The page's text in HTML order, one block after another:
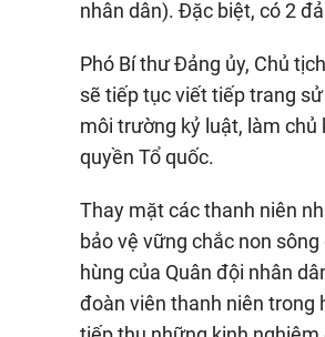
nhân dân). Đặc biệt, có 2
Phó Bí thư Đảng ủy, Chủ
sẽ tiếp tục viết tiếp trang
môi trường kỷ luật, làm chủ
quyền Tổ quốc.
Thay mặt các thanh niên
bảo vệ vững chắc non
hùng của Quân đội nhân
đoàn viên thanh niên trong